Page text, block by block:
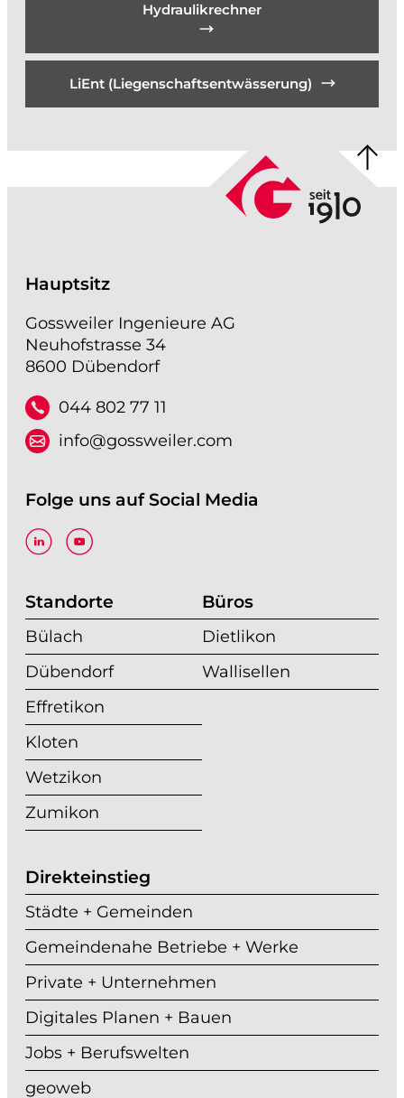
Hydraulikrechner
LiEnt (Liegenschaftsentwässerung)
Hauptsitz
Gossweiler Ingenieure AG
Neuhofstrasse 34
8600 Dübendorf
044 802 77 11
info@gossweiler.com
Folge uns auf Social Media
Standorte
Bülach
Dübendorf
Effretikon
Kloten
Wetzikon
Zumikon
Büros
Dietlikon
Wallisellen
Direkteinstieg
Städte + Gemeinden
Gemeindenahe Betriebe + Werke
Private + Unternehmen
Digitales Planen + Bauen
Jobs + Berufswelten
geoweb